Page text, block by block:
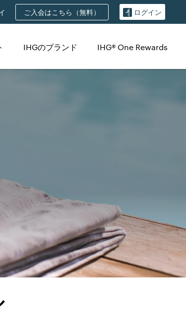
ご入会はこちら（無料） ログイン
IHGのブランド IHG® One Rewards